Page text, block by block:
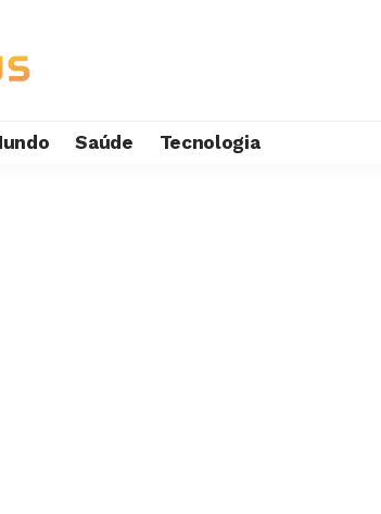
Saúde Tecnologia